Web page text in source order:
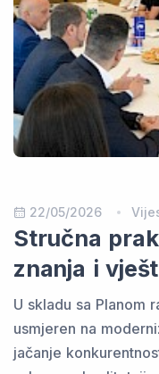
22/05/2026
Stručna
znanja i
U skladu sa Planom
usmjeren na
jačanje